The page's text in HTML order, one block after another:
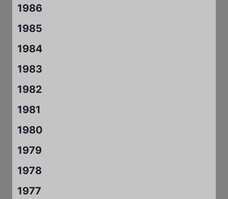
1986
1985
1984
1983
1982
1981
1980
1979
1978
1977